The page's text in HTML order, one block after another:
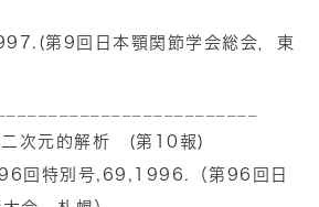
第9回日本顎関節学会総会，東
二次元的解析 (第10報)
回特別号,69,1996.（第96回日